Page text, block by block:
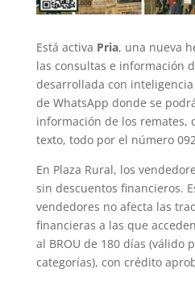
Está activa Pria, una nueva
las consultas e información
desarrollada con
de WhatsApp donde se
información de los remates,
texto, todo por el número
En Plaza Rural, los
sin descuentos financieros.
vendedores no afecta las
financieras a las que
al BROU de 180 días (válido
categorías), con crédito